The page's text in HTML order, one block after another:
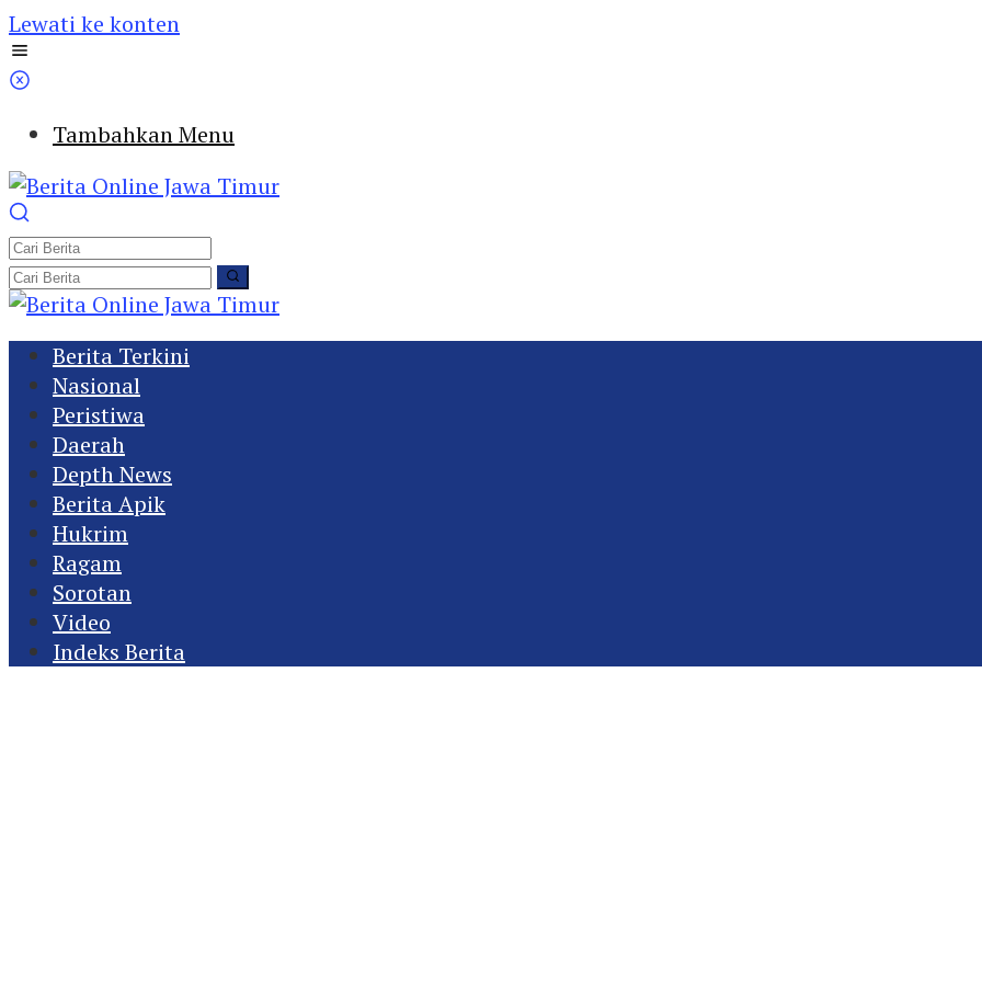
Lewati ke konten
Tambahkan Menu
Berita Terkini
Nasional
Peristiwa
Daerah
Depth News
Berita Apik
Hukrim
Ragam
Sorotan
Video
Indeks Berita